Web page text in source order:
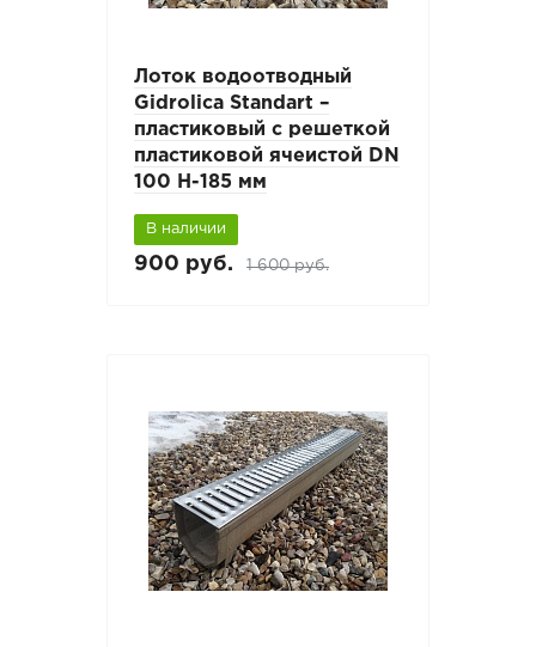
Лоток водоотводный
Gidrolica Standart –
пластиковый с решеткой
пластиковой ячеистой DN
100 H-185 мм
В наличии
900 руб. 1 600 руб.